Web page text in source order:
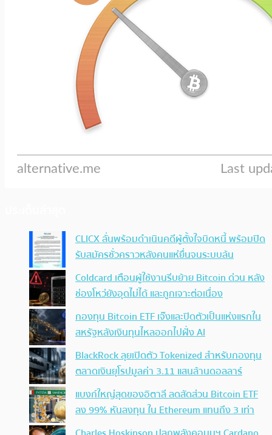
CLICX ลั่นพร้อมดำเนินคดีผู้ตั้งใจบิดหนี้ พร้อมปิด
รับสมัครชั่วคราวหลังคนแห่ยื่นจนระบบล้น
Coldcard เตือนผู้ใช้งานรีบย้าย Bitcoin ด่วน หลัง
ช่องโหว่ยังอุดไม่ได้ และถูกเจาะต่อเนื่อง
กองทุน Bitcoin ETF เจ๊งและปิดตัวเป็นแห่งแรกใน
สหรัฐหลังเงินทุนไหลออกไปฝั่ง AI
BlackRock ลุยเปิดตัว Tokenized สำหรับกองทุน
ตลาดเงินยุโรปมูลค่า 3.11 แสนล้านดอลลาร์
แบงก์ใหญ่สุดของอิตาลี ลดสัดส่วน Bitcoin ETF
ลง 99% หันลงทุน ใน Ethereum แทนถึง 3 เท่า